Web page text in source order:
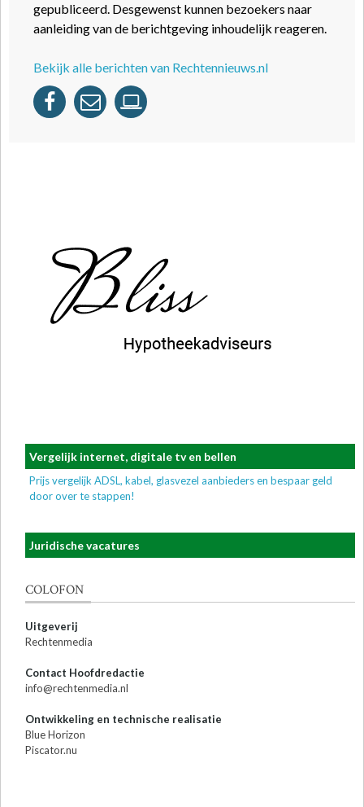
gepubliceerd. Desgewenst kunnen bezoekers naar
aanleiding van de berichtgeving inhoudelijk reageren.
Bekijk alle berichten van Rechtennieuws.nl
Vergelijk internet, digitale tv en bellen
Prijs vergelijk ADSL, kabel, glasvezel aanbieders en bespaar geld
door over te stappen!
Juridische vacatures
COLOFON
Uitgeverij
Rechtenmedia
Contact Hoofdredactie
info@rechtenmedia.nl
Ontwikkeling en technische realisatie
Blue Horizon
Piscator.nu